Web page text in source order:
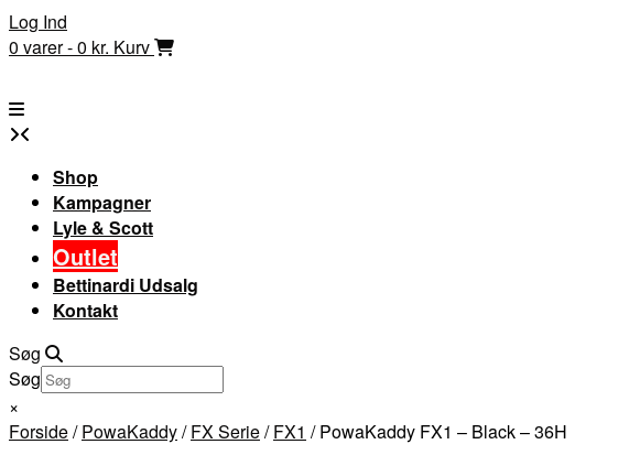
Skip
to
Log Ind
0 varer - 0 kr. Kurv
Shop
Kampagner
Lyle & Scott
Outlet
Bettinardi Udsalg
Kontakt
Søg
Søg
×
Forside/PowaKaddy/FX Serie/FX1 / PowaKaddy FX1 – Black – 36H